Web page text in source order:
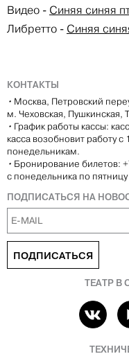
Видео - Синяя синяя
Либретто - Синяя
КОНТАКТЫ
• Москва, Петровский
м. Чеховская, Пушкинская,
• График работы кассы:
касса возобновит работу
понедельникам.
• Бронирование билетов:
с понедельника по
ПОДПИСАТЬСЯ НА
ПОДПИСАТЬСЯ
ТЕАТР В